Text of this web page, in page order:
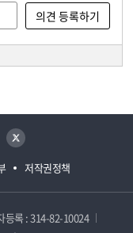
저작권정책
트위터
등록 : 314-82-10024